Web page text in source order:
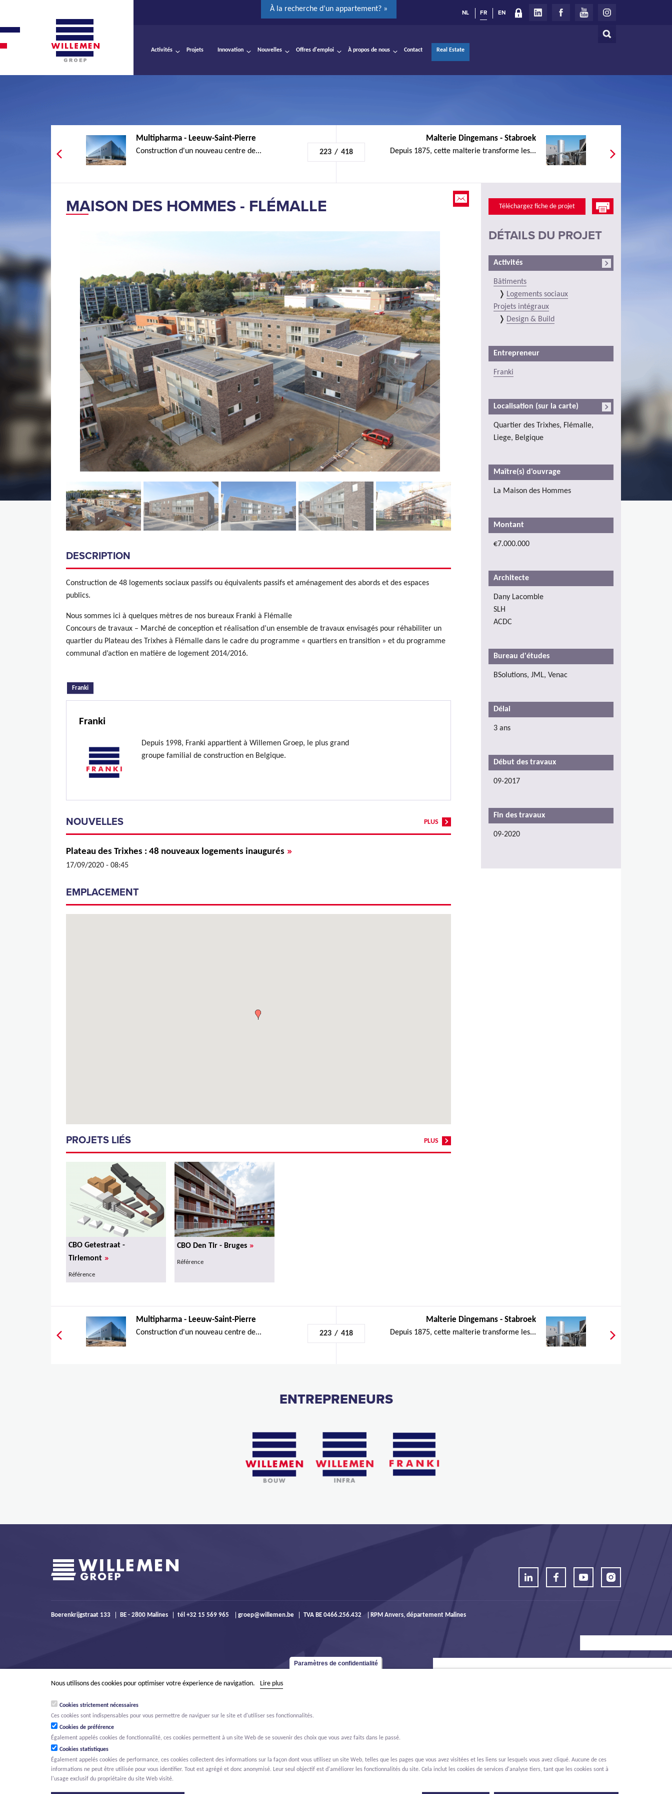
À la recherche d’un appartement? »
Rechercher
NL FR EN
Activités Projets Innovation Nouvelles Offres d'emploi À propos de nous Contact Real Estate
Multipharma - Leeuw-Saint-Pierre
Construction d'un nouveau centre de... 223 / 418
Malterie Dingemans - Stabroek
Depuis 1875, cette malterie transforme les...
MAISON DES HOMMES - FLÉMALLE
DESCRIPTION
Construction de 48 logements sociaux passifs ou équivalents passifs et aménagement des abords et des espaces
publics.
Nous sommes ici à quelques mètres de nos bureaux Franki à Flémalle
Concours de travaux – Marché de conception et réalisation d’un ensemble de travaux envisagés pour réhabiliter un
quartier du Plateau des Trixhes à Flémalle dans le cadre du programme « quartiers en transition » et du programme
communal d’action en matière de logement 2014/2016.
Franki
Franki
Depuis 1998, Franki appartient à Willemen Groep, le plus grand
groupe familial de construction en Belgique.
PLUS
NOUVELLES
Plateau des Trixhes : 48 nouveaux logements inaugurés »
17/09/2020 - 08:45
EMPLACEMENT
PROJETS LIÉS PLUS
CBO Getestraat -
Tirlemont »
Référence
CBO Den Tir - Bruges »
Référence
Téléchargez fiche de projet
DÉTAILS DU PROJET
Activités
Bâtiments
Logements sociaux
Projets intégraux
Design & Build
Entrepreneur
Franki
Localisation (sur la carte)
Quartier des Trixhes, Flémalle,
Liege, Belgique
Maître(s) d'ouvrage
La Maison des Hommes
Montant
€7.000.000
Architecte
Dany Lacomble
SLH
ACDC
Bureau d'études
BSolutions, JML, Venac
Délai
3 ans
Début des travaux
09-2017
Fin des travaux
09-2020
Multipharma - Leeuw-Saint-Pierre
Construction d'un nouveau centre de... 223 / 418
Malterie Dingemans - Stabroek
Depuis 1875, cette malterie transforme les...
ENTREPRENEURS
Boerenkrijgstraat 133 BE - 2800 Malines tél +32 15 569 965 groep@willemen.be TVA BE 0466.256.432 RPM Anvers, département Malines
© Willemen Groep Activités Projets Innovation
Paramètres de confidentialité
Nous utilisons des cookies pour optimiser votre éxperience de navigation. Lire plus
Cookies strictement nécessaires
Ces cookies sont indispensables pour vous permettre de naviguer sur le site et d'utiliser ses fonctionnalités.
Cookies de préférence
Également appelés cookies de fonctionnalité, ces cookies permettent à un site Web de se souvenir des choix que vous avez faits dans le passé.
Cookies statistiques
Également appelés cookies de performance, ces cookies collectent des informations sur la façon dont vous utilisez un site Web, telles que les pages que vous avez visitées et les liens sur lesquels vous avez cliqué. Aucune de ces
informations ne peut être utilisée pour vous identifier. Tout est agrégé et donc anonymisé. Leur seul objectif est d'améliorer les fonctionnalités du site. Cela inclut les cookies de services d'analyse tiers, tant que les cookies sont à
l'usage exclusif du propriétaire du site Web visité.